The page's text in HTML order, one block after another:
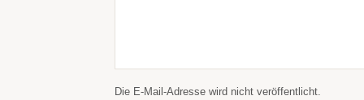
Die E-Mail-Adresse wird nicht veröffentlicht.